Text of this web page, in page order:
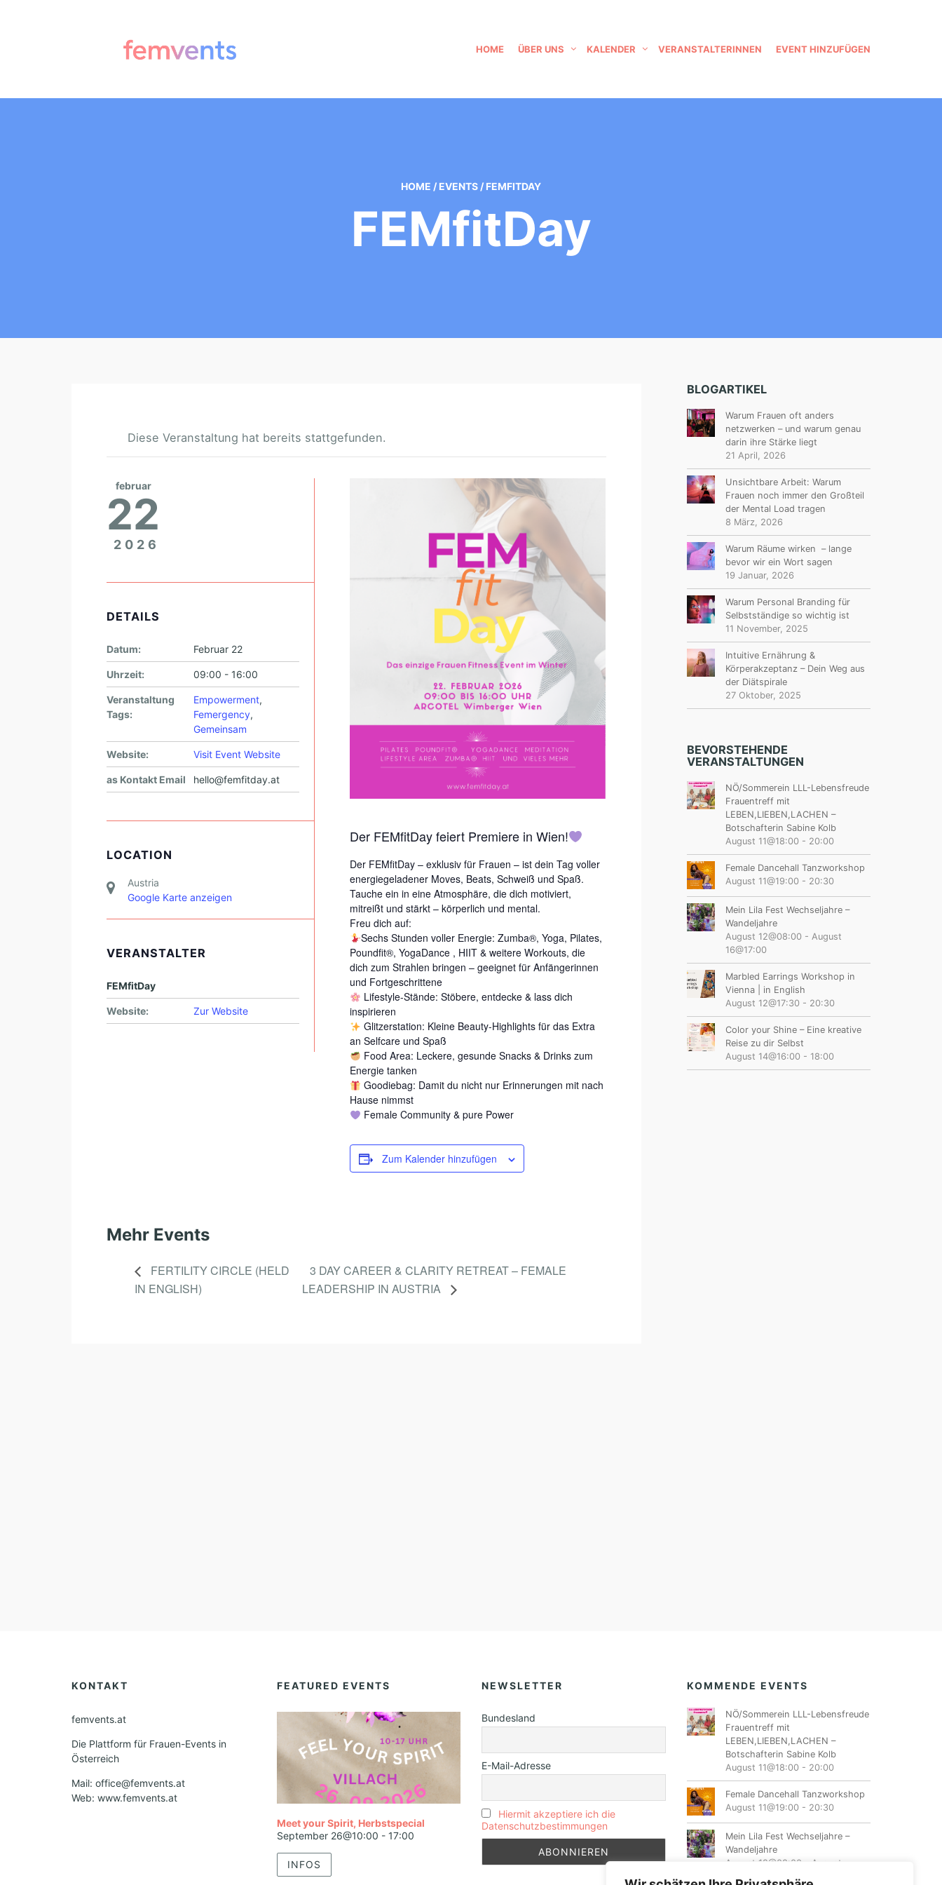
HOME ÜBER UNS KALENDER VERANSTALTERINNEN EVENT HINZUFÜGEN
HOME / EVENTS / FEMFITDAY
FEMfitDay
Diese Veranstaltung hat bereits stattgefunden.
Der FEMfitDay feiert Premiere in Wien!
Der FEMfitDay – exklusiv für Frauen – ist dein Tag voller
energiegeladener Moves, Beats, Schweiß und Spaß.
Tauche ein in eine Atmosphäre, die dich motiviert,
mitreißt und stärkt – körperlich und mental.
Freu dich auf:
Sechs Stunden voller Energie: Zumba®️, Yoga, Pilates,
Poundfit®️, YogaDance , HIIT & weitere Workouts, die
dich zum Strahlen bringen – geeignet für Anfängerinnen
und Fortgeschrittene
Lifestyle-Stände: Stöbere, entdecke & lass dich
inspirieren
Glitzerstation: Kleine Beauty-Highlights für das Extra
an Selfcare und Spaß
Food Area: Leckere, gesunde Snacks & Drinks zum
Energie tanken
Goodiebag: Damit du nicht nur Erinnerungen mit nach
Hause nimmst
Female Community & pure Power
Zum Kalender hinzufügen
februar
22
2026
DETAILS
Datum: Februar 22
Uhrzeit: 09:00 - 16:00
Veranstaltung
Tags:
Empowerment,
Femergency,
Gemeinsam
Website: Visit Event Website
as Kontakt Email hello@femfitday.at
LOCATION
Austria
Google Karte anzeigen
VERANSTALTER
FEMfitDay
Website: Zur Website
Mehr Events
FERTILITY CIRCLE (HELD
IN ENGLISH)
3 DAY CAREER & CLARITY RETREAT – FEMALE
LEADERSHIP IN AUSTRIA
BLOGARTIKEL
Warum Frauen oft anders
netzwerken – und warum genau
darin ihre Stärke liegt
21 April, 2026
Unsichtbare Arbeit: Warum
Frauen noch immer den Großteil
der Mental Load tragen
8 März, 2026
Warum Räume wirken – lange
bevor wir ein Wort sagen
19 Januar, 2026
Warum Personal Branding für
Selbstständige so wichtig ist
11 November, 2025
Intuitive Ernährung &
Körperakzeptanz – Dein Weg aus
der Diätspirale
27 Oktober, 2025
BEVORSTEHENDE
VERANSTALTUNGEN
NÖ/Sommerein LLL-Lebensfreude
Frauentreff mit
LEBEN,LIEBEN,LACHEN –
Botschafterin Sabine Kolb
August 11@18:00- 20:00
Female Dancehall Tanzworkshop
August 11@19:00- 20:30
Mein Lila Fest Wechseljahre –
Wandeljahre
August 12@08:00- August
16@17:00
Marbled Earrings Workshop in
Vienna | in English
August 12@17:30- 20:30
Color your Shine – Eine kreative
Reise zu dir Selbst
August 14@16:00- 18:00
KONTAKT
femvents.at
Die Plattform für Frauen-Events in
Österreich
Mail: office@femvents.at
Web: www.femvents.at
FEATURED EVENTS
Meet your Spirit, Herbstspecial
September 26@10:00 - 17:00
INFOS
NEWSLETTER
Bundesland
E-Mail-Adresse
Hiermit akzeptiere ich die
Datenschutzbestimmungen
KOMMENDE EVENTS
NÖ/Sommerein LLL-Lebensfreude
Frauentreff mit
LEBEN,LIEBEN,LACHEN –
Botschafterin Sabine Kolb
August 11@18:00- 20:00
Female Dancehall Tanzworkshop
August 11@19:00- 20:30
Mein Lila Fest Wechseljahre –
Wandeljahre
August 12@08:00
August
16@17:00